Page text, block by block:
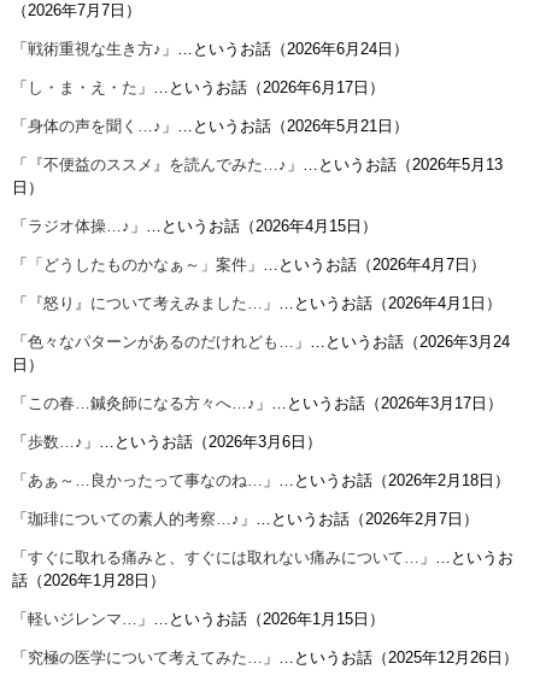
（2026年7月7日）
「 戦術重視な生き方♪ 」…というお話（2026年6月24日）
「 し・ま・え・た 」…というお話（2026年6月17日）
「 身体の声を聞く…♪ 」…というお話（2026年5月21日）
「 『不便益のススメ』を読んでみた…♪ 」…というお話（2026年5月13
日）
「 ラジオ体操…♪ 」…というお話（2026年4月15日）
「 「どうしたものかなぁ～」案件 」…というお話（2026年4月7日）
「 『怒り』について考えみました… 」…というお話（2026年4月1日）
「 色々なパターンがあるのだけれども… 」…というお話（2026年3月24
日）
「 この春…鍼灸師になる方々へ…♪ 」…というお話（2026年3月17日）
「 歩数…♪ 」…というお話（2026年3月6日）
「 あぁ～…良かったって事なのね… 」…というお話（2026年2月18日）
「 珈琲についての素人的考察…♪ 」…というお話（2026年2月7日）
「 すぐに取れる痛みと、すぐには取れない痛みについて… 」…というお
話（2026年1月28日）
「 軽いジレンマ… 」…というお話（2026年1月15日）
「 究極の医学について考えてみた… 」…というお話（2025年12月26日）